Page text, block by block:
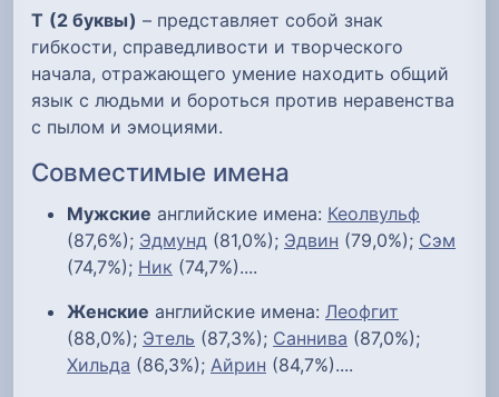
Т (2 буквы) – представляет собой знак
гибкости, справедливости и творческого
начала, отражающего умение находить общий
язык с людьми и бороться против неравенства
с пылом и эмоциями.
Совместимые имена
Мужские английские имена: Кеолвульф
(87,6%); Эдмунд (81,0%); Эдвин (79,0%); Сэм
(74,7%); Ник (74,7%)....
Женские английские имена: Леофгит
(88,0%); Этель (87,3%); Саннива (87,0%);
Хильда (86,3%); Айрин (84,7%)....